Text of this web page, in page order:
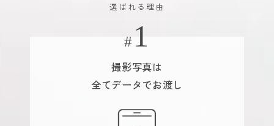
選ばれる理由
撮影写真は
全てデータでお渡し